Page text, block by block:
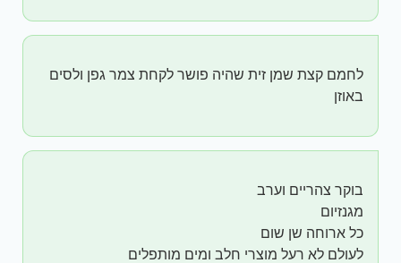
לחמם קצת שמן זית שהיה פושר לקחת צמר גפן ולסים
באוזן
בוקר צהריים וערב
מגנזיום
כל ארוחה שן שום
לעולם לא רעל מוצרי חלב ומים מותפלים